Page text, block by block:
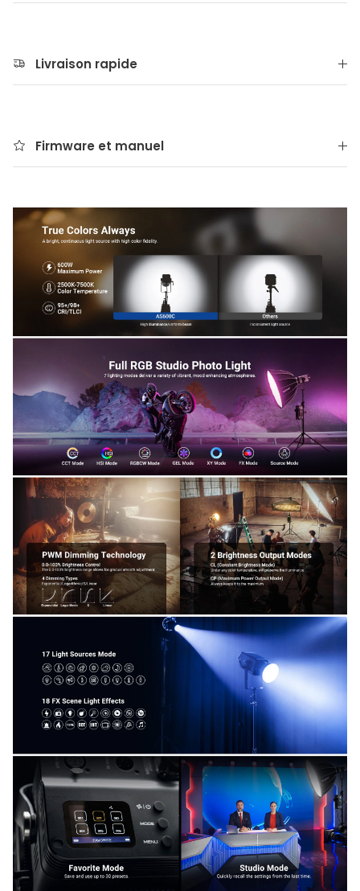
Livraison rapide
Firmware et manuel